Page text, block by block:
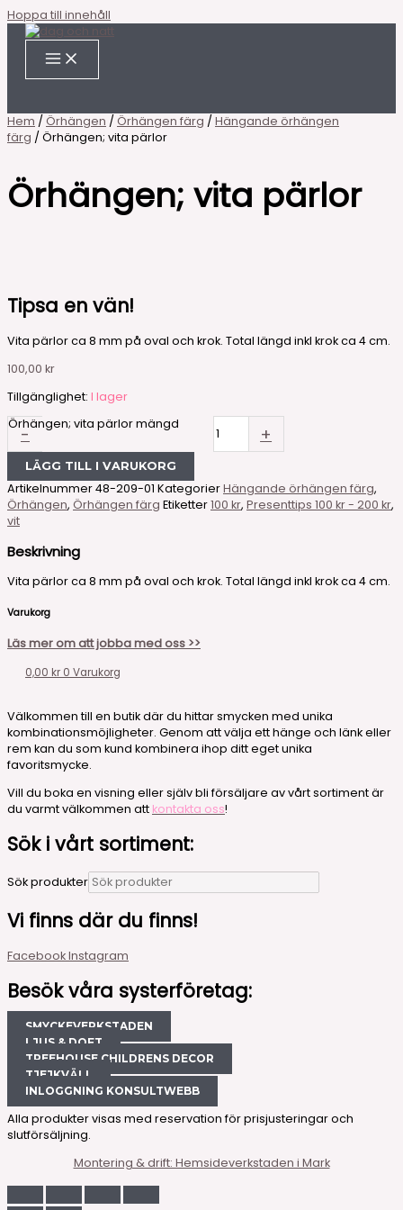
Hoppa till innehåll
Hem / Örhängen / Örhängen färg / Hängande örhängen
färg / Örhängen; vita pärlor
Örhängen; vita pärlor
Tipsa en vän!
Vita pärlor ca 8 mm på oval och krok. Total längd inkl krok ca 4 cm.
100,00 kr
Tillgänglighet: I lager
-
Örhängen; vita pärlor mängd +
LÄGG TILL I VARUKORG
Artikelnummer48-209-01 KategorierHängande örhängen färg,
Örhängen, Örhängen färg Etiketter100 kr, Presenttips 100 kr - 200 kr,
vit
Beskrivning
Vita pärlor ca 8 mm på oval och krok. Total längd inkl krok ca 4 cm.
Varukorg
Läs mer om att jobba med oss >>
0,00 kr 0 Varukorg
Välkommen till en butik där du hittar smycken med unika
kombinationsmöjligheter. Genom att välja ett hänge och länk eller
rem kan du som kund kombinera ihop ditt eget unika
favoritsmycke.
Vill du boka en visning eller själv bli försäljare av vårt sortiment är
du varmt välkommen att kontakta oss!
Sök i vårt sortiment:
Sök produkter
Vi finns där du finns!
FacebookInstagram
Besök våra systerföretag:
SMYCKEVERKSTADEN
LJUS & DOFT
TREEHOUSE CHILDRENS DECOR
TJEJKVÄLL
INLOGGNING KONSULTWEBB
Alla produkter visas med reservation för prisjusteringar och
slutförsäljning.
Montering & drift: Hemsideverkstaden i Mark